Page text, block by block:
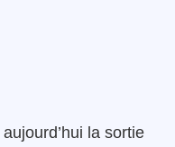
aujourd’hui la sortie